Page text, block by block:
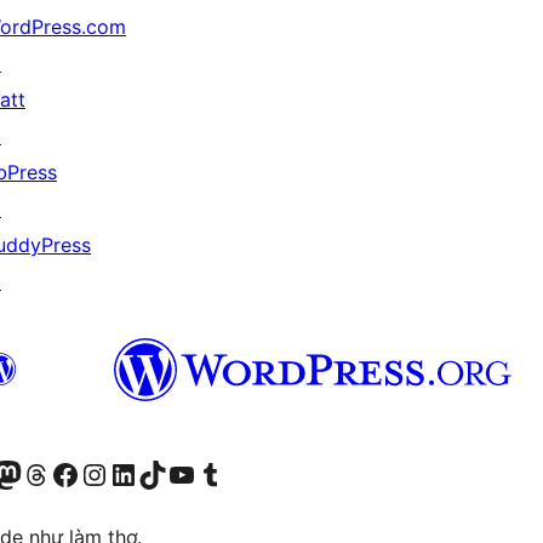
account
our Mastodon account
Visit our Threads account
Xem trang Facebook của chúng tôiTruy cập tài khoản Instagram của chúng tôiTruy cập tài khoản LinkedIn của chúng tôiVisit our TikTok account
Truy cập kênh YouTube của chúng tôi Visit our Tumblr account
như làm thơ.